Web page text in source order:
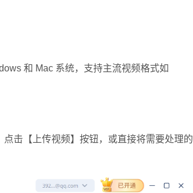
和 Mac 系统，支持主流视频格式如
点击【上传视频】按钮，或直接将需要处理的